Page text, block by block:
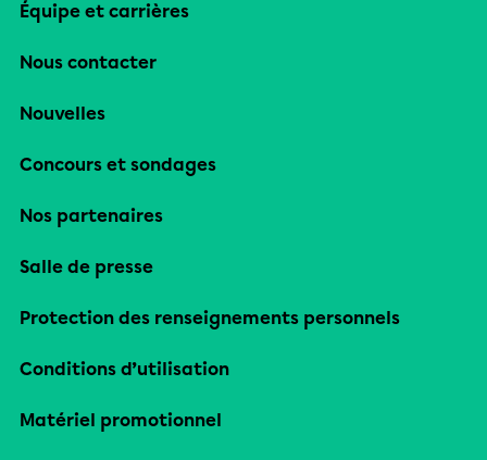
Équipe et carrières
Nous contacter
Nouvelles
Concours et sondages
Nos partenaires
Salle de presse
Protection des renseignements personnels
Conditions d’utilisation
Matériel promotionnel